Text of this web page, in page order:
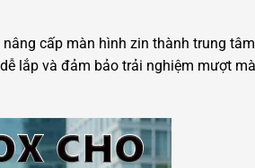
cấp màn hình zin thành trung
lắp và đảm bảo trải nghiệm mượt